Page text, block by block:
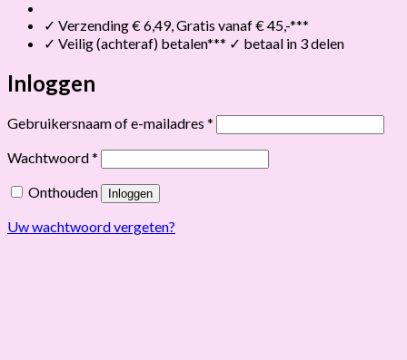
✓ Verzending € 6,49, Gratis vanaf € 45,-***
✓ Veilig (achteraf) betalen*** ✓ betaal in 3 delen
Inloggen
Gebruikersnaam of e-mailadres *
Wachtwoord*
Onthouden Inloggen
Uw wachtwoord vergeten?